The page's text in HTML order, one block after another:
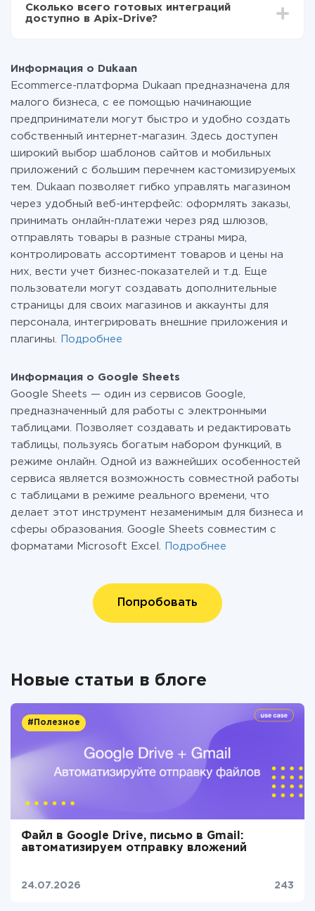
функционал. Вы оплачиваете только количество
данных, которые по факту передаются из одной
перейти на платный, при необходимости. Подробнее
отарифах
Сколько всего готовых интеграций
доступно в Apix-Drive?
Информация о Dukaan
Ecommerce-платформа Dukaan предназначена для
малого бизнеса, с ее помощью начинающие
предприниматели могут быстро и удобно создать
собственный интернет-магазин. Здесь доступен
широкий выбор шаблонов сайтов и мобильных
приложений с большим перечнем кастомизируемых
тем. Dukaan позволяет гибко управлять магазином
через удобный веб-интерфейс: оформлять заказы,
принимать онлайн-платежи через ряд шлюзов,
отправлять товары в разные страны мира,
контролировать ассортимент товаров и цены на
них, вести учет бизнес-показателей и т.д. Еще
пользователи могут создавать дополнительные
страницы для своих магазинов и аккаунты для
персонала, интегрировать внешние приложения и
плагины.
Подробнее
Информация о Google Sheets
Google Sheets — один из сервисов Google,
предназначенный для работы с электронными
таблицами. Позволяет создавать и редактировать
таблицы, пользуясь богатым набором функций, в
режиме онлайн. Одной из важнейших особенностей
сервиса является возможность совместной работы
c таблицами в режиме реального времени, что
делает этот инструмент незаменимым для бизнеса и
сферы образования. Google Sheets совместим с
форматами Microsoft Excel.
Подробнее
Попробовать
Новые статьи в блоге
#Полезное
Файл в Google Drive, письмо в Gmail:
автоматизируем отправку вложений
24.07.2026 243